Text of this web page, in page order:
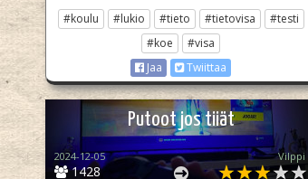
#koulu #lukio #tieto #tietovisa
#testi
#koe
#visa
Jaa
Twiittaa
Putoot jos tiiät
1428
2024-12-05 Vilppi